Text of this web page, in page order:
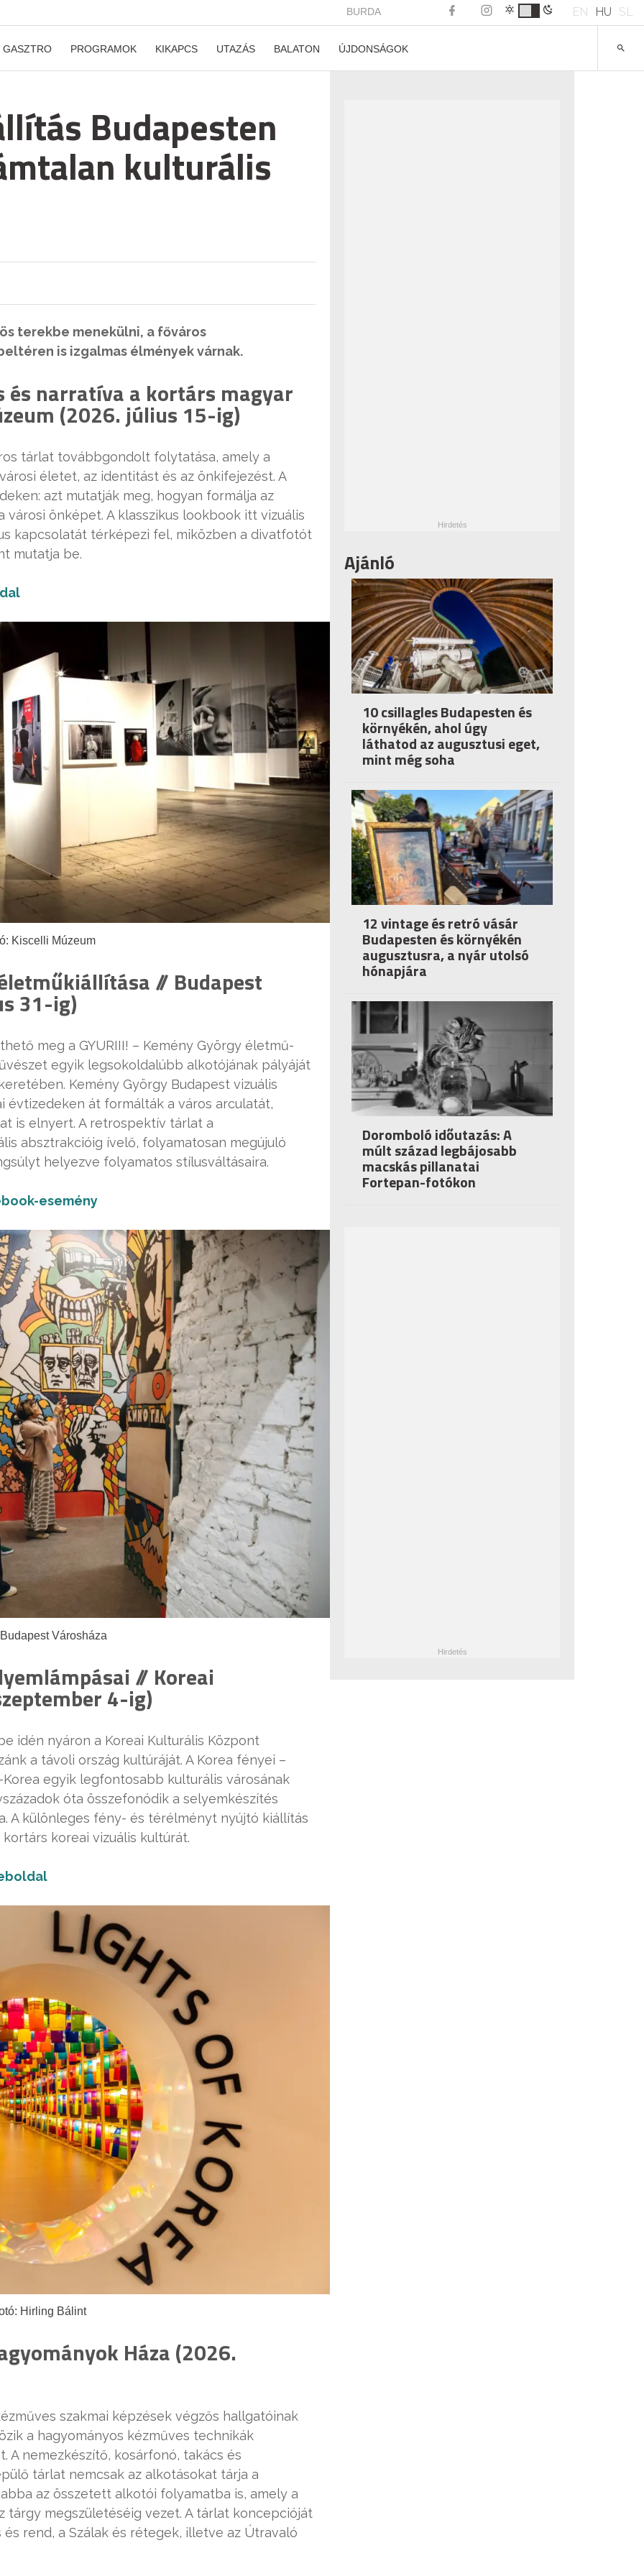
BURDA EN HU SL
GASZTRO PROGRAMOK KIKAPCS UTAZÁS BALATON ÚJDONSÁGOK
Budapesten
kulturális
terekbe menekülni, a főváros
is izgalmas élmények várnak.
narratíva a kortárs magyar
(2026. július 15-ig)
tárlat továbbgondolt folytatása, amely a
életet, az identitást és az önkifejezést. A
azt mutatják meg, hogyan formálja az
önképet. A klasszikus lookbook itt vizuális
kapcsolatát térképezi fel, miközben a divatfotót
mutatja be.
Kiscelli Múzeum
// Budapest
31-ig)
meg a GYURIII! – Kemény György életmű-
egyik legsokoldalúbb alkotójának pályáját
Kemény György Budapest vizuális
évtizedeken át formálták a város arculatát,
is elnyert. A retrospektív tárlat a
absztrakcióig ívelő, folyamatosan megújuló
helyezve folyamatos stílusváltásaira.
esemény
Városháza
// Koreai
4-ig)
idén nyáron a Koreai Kulturális Központ
a távoli ország kultúráját. A Korea fényei –
egyik legfontosabb kulturális városának
óta összefonódik a selyemkészítés
A különleges fény- és térélményt nyújtó kiállítás
koreai vizuális kultúrát.
Hirling Bálint
Háza (2026.
szakmai képzések végzős hallgatóinak
a hagyományos kézműves technikák
nemezkészítő, kosárfonó, takács és
tárlat nemcsak az alkotásokat tárja a
az összetett alkotói folyamatba is, amely a
tárgy megszületéséig vezet. A tárlat koncepcióját
rend, a Szálak és rétegek, illetve az Útravaló
Ajánló
10 csillagles Budapesten és
környékén, ahol úgy
láthatod az augusztusi eget,
mint még soha
12 vintage és retró vásár
Budapesten és környékén
augusztusra, a nyár utolsó
hónapjára
Doromboló időutazás: A
múlt század legbájosabb
macskás pillanatai
Fortepan-fotókon